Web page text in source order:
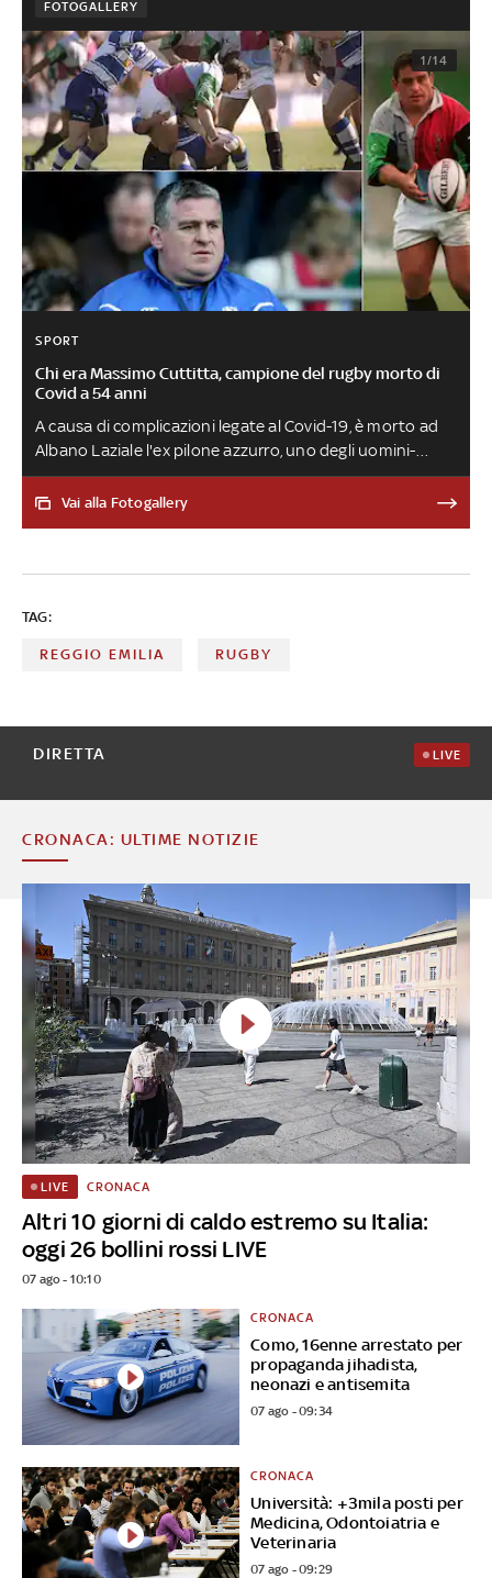
FOTOGALLERY
1/14
SPORT
Chi era Massimo Cuttitta, campione del rugby morto di
Covid a 54 anni
A causa di complicazioni legate al Covid-19, è morto ad
Albano Laziale l'ex pilone azzurro, uno degli uomini-
simbolo della Nazionale del ct Georges Coste che, negli
anni '90, fece guadagnare all'Italia un posto nel torneo
Vai alla Fotogallery
TAG:
REGGIO EMILIA RUGBY
DIRETTA LIVE
CRONACA: ULTIME NOTIZIE
Altri 10 giorni di caldo estremo su Italia:
oggi 26 bollini rossi LIVE
LIVE CRONACA
07 ago - 10:10
Como, 16enne arrestato per
propaganda jihadista,
neonazi e antisemita
CRONACA
07 ago - 09:34
Università: +3mila posti per
Medicina, Odontoiatria e
Veterinaria
CRONACA
07 ago - 09:29